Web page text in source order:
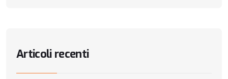
Articoli recenti